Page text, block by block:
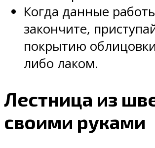
Когда данные
закончите,
покрытию
либо лаком.
Лестница из
своими руками